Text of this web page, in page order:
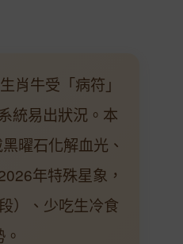
肖牛受「病符」
統易出狀況。本
曜石化解血光、
年特殊星象，
）、少吃生冷食